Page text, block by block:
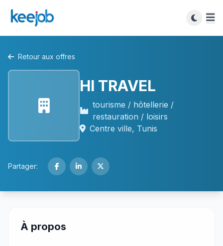
Retour aux offres
HI TRAVEL
tourisme / hôtellerie /
restauration / loisirs
Centre ville, Tunis
Partager:
À propos